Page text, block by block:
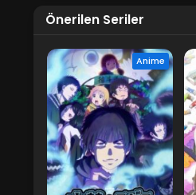
Önerilen Seriler
Anime